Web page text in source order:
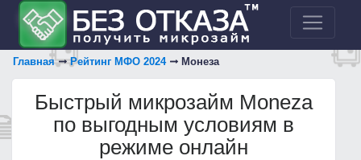
Главная Рейтинг МФО 2024 Монеза
Быстрый микрозайм Moneza
по выгодным условиям в
режиме онлайн